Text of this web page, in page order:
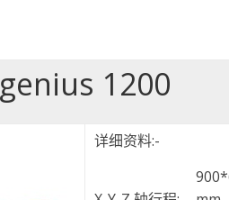
genius 1200
详细资料:-